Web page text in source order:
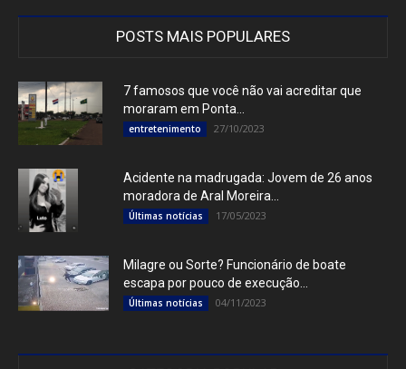
POSTS MAIS POPULARES
7 famosos que você não vai acreditar que
moraram em Ponta...
entretenimento 27/10/2023
Acidente na madrugada: Jovem de 26 anos
moradora de Aral Moreira...
Últimas notícias 17/05/2023
Milagre ou Sorte? Funcionário de boate
escapa por pouco de execução...
Últimas notícias 04/11/2023